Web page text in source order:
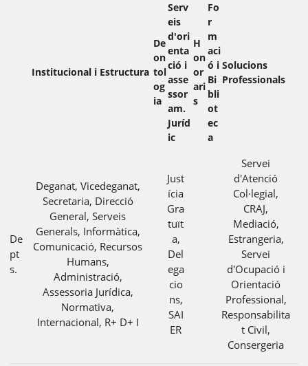
Institucional i Estructura
De
on
tol
og
ia
Serv
eis
d'ori
enta
ció i
asse
ssor
am.
Juríd
ic
H
on
or
ari
s
Fo
r
m
aci
ó i
Bi
bli
ot
ec
a
Solucions
Professionals
De
pt
s.
Deganat, Vicedeganat,
Secretaria, Direcció
General, Serveis
Generals, Informàtica,
Comunicació, Recursos
Humans,
Administració,
Assessoria Jurídica,
Normativa,
Internacional, R+ D+ I
Just
ícia
Gra
tuït
a,
Del
ega
cio
ns,
SAI
ER
Servei
d'Atenció
Col·legial,
CRAJ,
Mediació,
Estrangeria,
Servei
d'Ocupació i
Orientació
Professional,
Responsabilita
t Civil,
Consergeria